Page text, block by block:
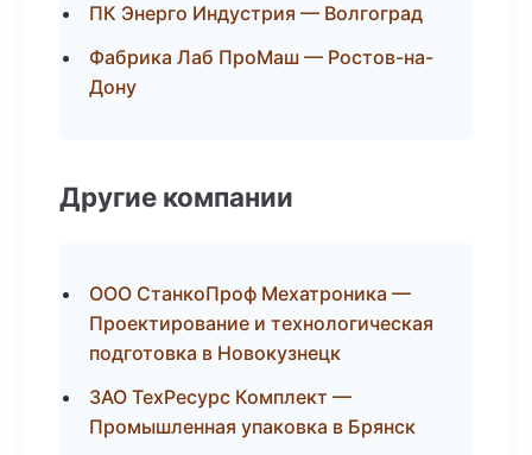
ПК Энерго Индустрия — Волгоград
Фабрика Лаб ПроМаш — Ростов-на-
Дону
Другие компании
ООО СтанкоПроф Мехатроника —
Проектирование и технологическая
подготовка в Новокузнецк
ЗАО ТехРесурс Комплект —
Промышленная упаковка в Брянск